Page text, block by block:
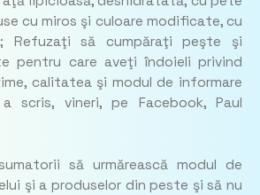
cu miros şi culoare modificate, cu
Refuzaţi să cumpăraţi peşte şi
pentru care aveţi îndoieli privind
calitatea şi modul de informare
scris, vineri, pe Facebook, Paul
să urmărească modul de
şi a produselor din peste şi să nu